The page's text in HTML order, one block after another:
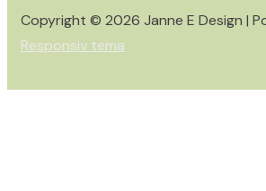
Copyright © 2026 Janne E Design |
Responsiv tema